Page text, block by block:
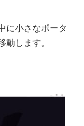
に小さなポータ
します。